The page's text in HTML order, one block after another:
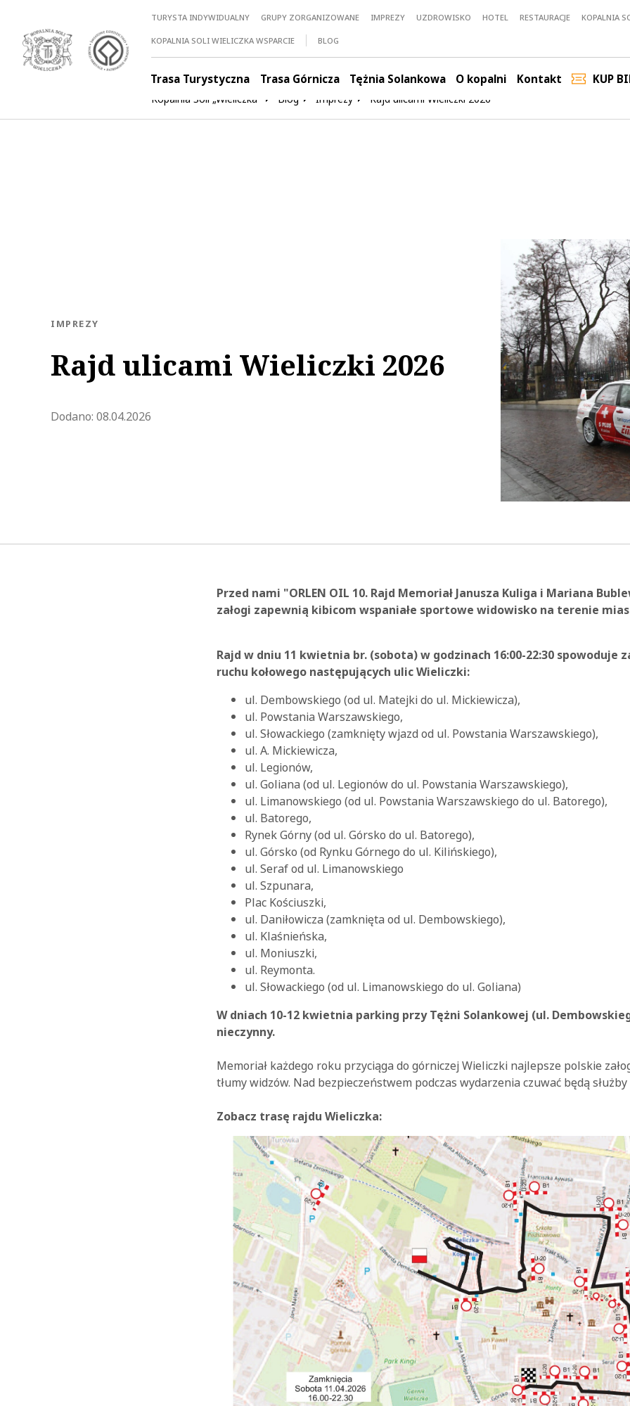
TURYSTA INDYWIDUALNY GRUPY ZORGANIZOWANE IMPREZY UZDROWISKO HOTEL RESTAURACJE
KOPALNIA
KOPALNIA SOLI WIELICZKA WSPARCIE
BLOG
Trasa Turystyczna Trasa Górnicza Tężnia Solankowa O kopalni Kontakt KUP
Kopalnia Soli „Wieliczka” Blog Imprezy Rajd ulicami Wieliczki 2026
Rajd ulicami Wieliczki 2026
KATEGORIA:
IMPREZY
Dodano: 08.04.2026
Przed nami "ORLEN OIL 10. Rajd Memoriał Janusza Kuliga i Mariana
załogi zapewnią kibicom wspaniałe sportowe widowisko na terenie
Rajd w dniu 11 kwietnia br. (sobota) w godzinach 16:00-22:30 spowoduje
ruchu kołowego następujących ulic Wieliczki:
ul. Dembowskiego (od ul. Matejki do ul. Mickiewicza),
ul. Powstania Warszawskiego,
ul. Słowackiego (zamknięty wjazd od ul. Powstania Warszawskiego),
ul. A. Mickiewicza,
ul. Legionów,
ul. Goliana (od ul. Legionów do ul. Powstania Warszawskiego),
ul. Limanowskiego (od ul. Powstania Warszawskiego do ul. Batorego),
ul. Batorego,
Rynek Górny (od ul. Górsko do ul. Batorego),
ul. Górsko (od Rynku Górnego do ul. Kilińskiego),
ul. Seraf od ul. Limanowskiego
ul. Szpunara,
Plac Kościuszki,
ul. Daniłowicza (zamknięta od ul. Dembowskiego),
ul. Klaśnieńska,
ul. Moniuszki,
ul. Reymonta.
ul. Słowackiego (od ul. Limanowskiego do ul. Goliana)
W dniach 10-12 kwietnia parking przy Tężni Solankowej (ul.
nieczynny.
Memoriał każdego roku przyciąga do górniczej Wieliczki najlepsze polskie
tłumy widzów. Nad bezpieczeństwem podczas wydarzenia czuwać będą
Zobacz trasę rajdu Wieliczka: